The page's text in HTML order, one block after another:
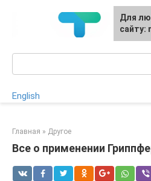
English
Главная » Другое
Все о применении
Для
сайту: